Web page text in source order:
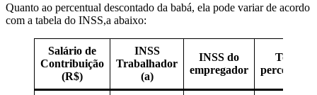
Quanto ao percentual descontado da babá, ela pode variar de acordo
com a tabela do INSS,a abaixo:
Salário de
Contribuição
(R$)
INSS
Trabalhador
(a)
INSS do
empregador
Total
percentual: